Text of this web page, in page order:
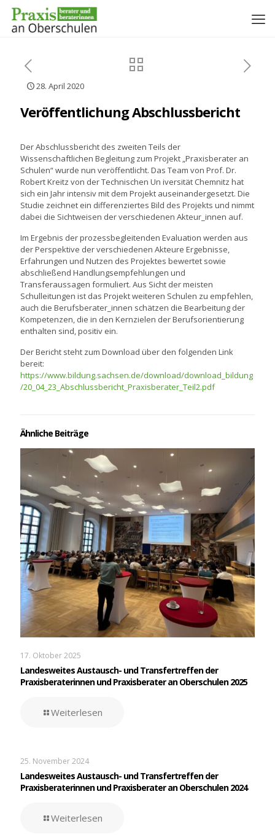
28. April 2020
Veröffentlichung Abschlussbericht
Der Abschlussbericht des zweiten Teils der
Wissenschaftlichen Begleitung zum Projekt „Praxisberater an
Schulen“ wurde nun veröffentlicht. Das Team von Prof. Dr.
Robert Kreitz von der Technischen Un iversität Chemnitz hat
sich ein Jahr intensiv mit dem Projekt auseinandergesetzt. Die
Studie zeichnet ein differenziertes Bild des Projekts und nimmt
dabei die Sichtweisen der verschiedenen Akteur_innen auf.
Im Ergebnis der prozessbegleitenden Evaluation werden aus
der Perspektive der verschiedenen Akteure Ergebnisse,
Erfahrungen und Nutzen des Projektes bewertet sowie
abschließend Handlungsempfehlungen und
Transferaussagen formuliert. Aus Sicht der meisten
Schulleitungen ist das Projekt weiteren Schulen zu empfehlen,
auch die Berufsberater_innen schätzen die Bearbeitung der
Kompetenzen, die in den Kernzielen der Berufsorientierung
enthalten sind, positiv ein.
Der Bericht steht zum Download über den folgenden Link
bereit:
https://www.bildung.sachsen.de/download/download_bildung
/20_04_23_Abschlussbericht_Praxisberater_Teil2.pdf
Ähnliche Beiträge
17. Oktober 2025
Landesweites Austausch- und Transfertreffen der
Praxisberaterinnen und Praxisberater an Oberschulen 2025
Weiterlesen
25. November 2024
Landesweites Austausch- und Transfertreffen der
Praxisberaterinnen und Praxisberater an Oberschulen 2024
Weiterlesen